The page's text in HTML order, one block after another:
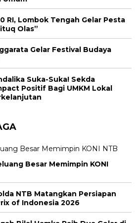
RI, Lombok Tengah Gelar Pesta
Olas”
Gelar Festival Budaya
Suka-Suka! Sekda
Positif Bagi UMKM Lokal
Besar Memimpin KONI
NTB Matangkan Persiapan
of Indonesia 2026